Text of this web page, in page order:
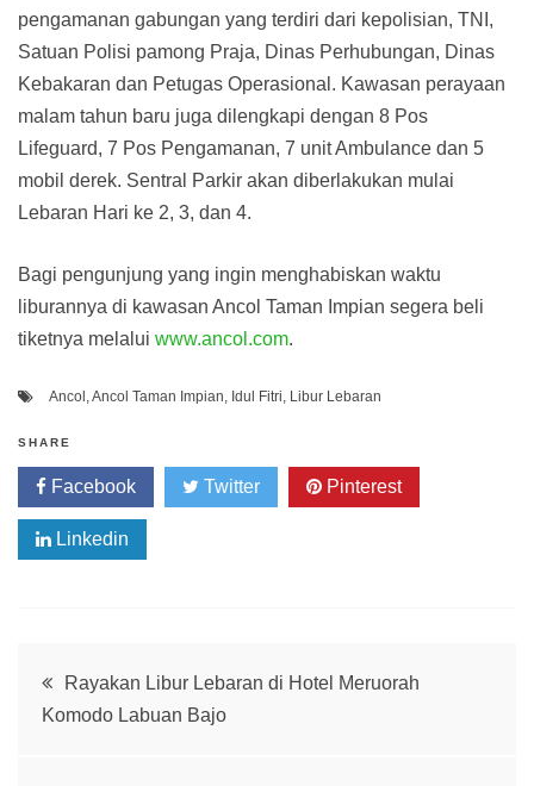
pengamanan gabungan yang terdiri dari kepolisian, TNI,
Satuan Polisi pamong Praja, Dinas Perhubungan, Dinas
Kebakaran dan Petugas Operasional. Kawasan perayaan
malam tahun baru juga dilengkapi dengan 8 Pos
Lifeguard, 7 Pos Pengamanan, 7 unit Ambulance dan 5
mobil derek. Sentral Parkir akan diberlakukan mulai
Lebaran Hari ke 2, 3, dan 4.
Bagi pengunjung yang ingin menghabiskan waktu
liburannya di kawasan Ancol Taman Impian segera beli
tiketnya melalui www.ancol.com.
Ancol ,Ancol Taman Impian, Idul Fitri, Libur Lebaran
SHARE
Facebook Twitter Pinterest
Linkedin
Post
navigation
Rayakan Libur Lebaran di Hotel Meruorah
Komodo Labuan Bajo